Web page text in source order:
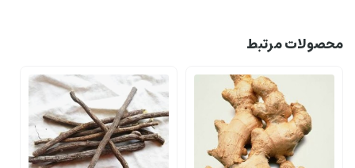
نت‌های شرقی و چوبی:
گرم و عمیق خلق می‌کنند.
ادویه‌جات و گل‌های معطر:
در کنار نت‌های چوبی، استفاده از ادویه‌جاتی مثل
هل، زعفران و دارچینو همچنین گل‌های شرقی و محلی مانندرز و یاس
عطرهای آمواج پیچیدگی و جذابیت بیشتری می‌بخشد.
محصولات مرتبط